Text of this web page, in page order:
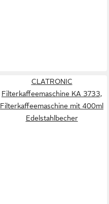
CLATRONIC
Filterkaffeemaschine KA 3733,
Filterkaffeemaschine mit 400ml
Edelstahlbecher